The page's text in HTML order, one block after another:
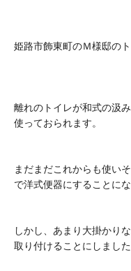
姫路市飾東町のＭ様邸の
離れのトイレが和式の汲
使っておられます。
まだまだこれからも使い
で洋式便器にすることにな
しかし、あまり大掛かり
取り付けることにしました